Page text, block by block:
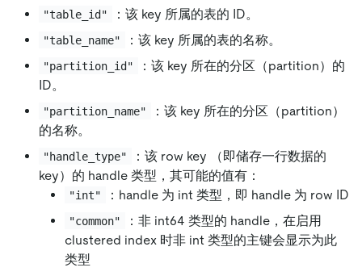
"table_id" ：该 key 所属的表的 ID。
"table_name" ：该 key 所属的表的名称。
"partition_id"
：该 key 所在的分区（partition）的
ID。
"partition_name"
：该 key 所在的分区（partition）
的名称。
"handle_type"
：该 row key （即储存一行数据的
key）的 handle 类型，其可能的值有：
"int" ：handle 为 int 类型，即 handle 为 row ID
"common"
：非 int64 类型的 handle，在启用
clustered index 时非 int 类型的主键会显示为此
类型